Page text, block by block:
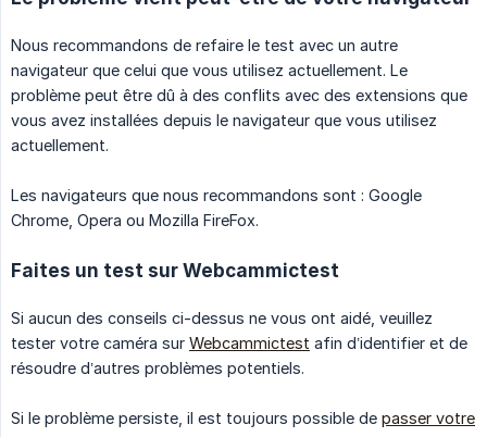
Nous recommandons de refaire le test avec un autre
navigateur que celui que vous utilisez actuellement. Le
problème peut être dû à des conflits avec des extensions que
vous avez installées depuis le navigateur que vous utilisez
actuellement.
Les navigateurs que nous recommandons sont : Google
Chrome, Opera ou Mozilla FireFox.
Faites un test sur Webcammictest
Si aucun des conseils ci-dessus ne vous ont aidé, veuillez
tester votre caméra sur Webcammictest afin d’identifier et de
résoudre d’autres problèmes potentiels.
Si le problème persiste, il est toujours possible de passer votre